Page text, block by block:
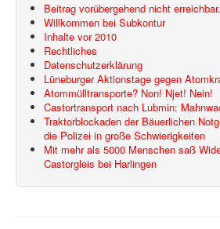
Beitrag vorübergehend nicht erreichbar.
Willkommen bei Subkontur
Inhalte vor 2010
Rechtliches
Datenschutzerklärung
Lüneburger Aktionstage gegen
Atommülltransporte? Non! Njet! Nein!
Castortransport nach Lubmin:
Traktorblockaden der Bäuerlichen
die Polizei in große Schwierigkeiten
Mit mehr als 5000 Menschen saß
Castorgleis bei Harlingen